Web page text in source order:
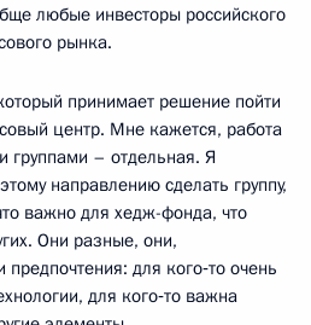
любые инвесторы российского
рынка.
принимает решение пойти
центр. Мне кажется, работа
группами – отдельная. Я
направлению сделать группу,
важно для хедж-фонда, что
Они разные, они,
для кого‑то очень
для кого‑то важна